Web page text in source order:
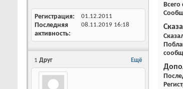
Регистрация 01.12.2011
Последняя
активность
08.11.2019 16:18
Ещё
1 Друг